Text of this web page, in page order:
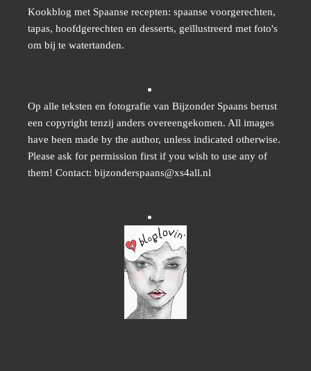
Kookblog met Spaanse recepten: spaanse voorgerechten,
tapas, hoofdgerechten en desserts, geïllustreerd met foto's
om bij te watertanden.
Op alle teksten en fotografie van Bijzonder Spaans berust
een copyright tenzij anders overeengekomen. All images
have been made by the author, unless indicated otherwise.
Please ask for permission first if you wish to use any of
them! Contact: bijzonderspaans@xs4all.nl